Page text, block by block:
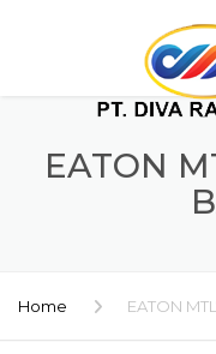
EATON
Home EATON